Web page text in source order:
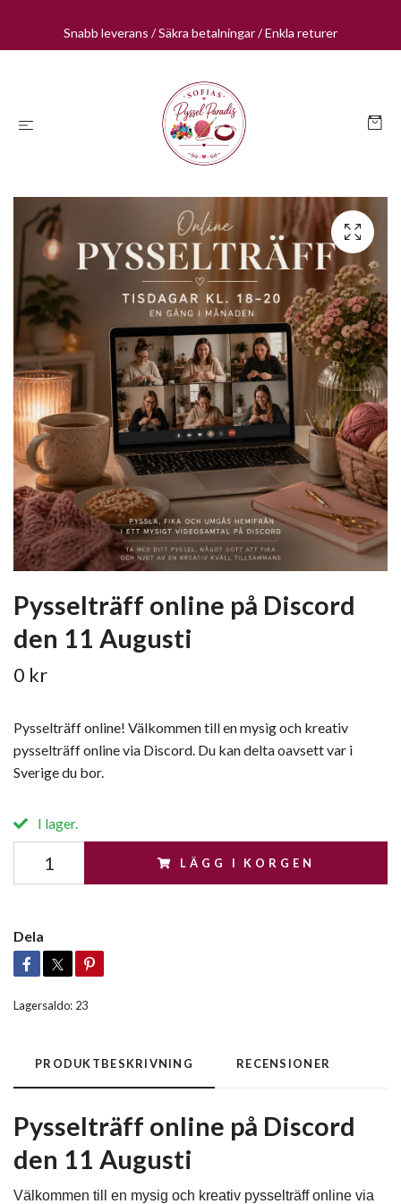
Snabb leverans / Säkra betalningar / Enkla returer
Pysselträff online på Discord
den 11 Augusti
0 kr
Pysselträff online! Välkommen till en mysig och kreativ
pysselträff online via Discord. Du kan delta oavsett var i
Sverige du bor.
I lager.
LÄGG I KORGEN
Dela
Lagersaldo: 23
PRODUKTBESKRIVNING RECENSIONER
Pysselträff online på Discord
den 11 Augusti
Välkommen till en mysig och kreativ pysselträff online via